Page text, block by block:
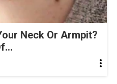
Neck Or Armpit?